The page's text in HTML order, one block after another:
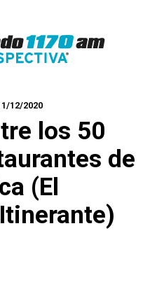
12/2020
los 50
de
(El